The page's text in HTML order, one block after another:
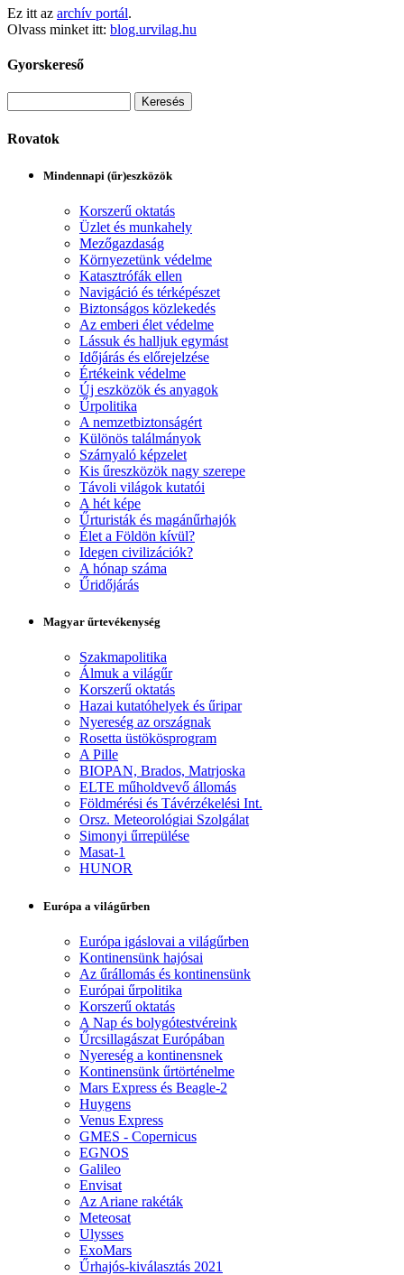
Ez itt az archív portál.
Olvass minket itt: blog.urvilag.hu
Gyorskereső
Rovatok
Mindennapi (űr)eszközök
Korszerű oktatás
Üzlet és munkahely
Mezőgazdaság
Környezetünk védelme
Katasztrófák ellen
Navigáció és térképészet
Biztonságos közlekedés
Az emberi élet védelme
Lássuk és halljuk egymást
Időjárás és előrejelzése
Értékeink védelme
Új eszközök és anyagok
Űrpolitika
A nemzetbiztonságért
Különös találmányok
Szárnyaló képzelet
Kis űreszközök nagy szerepe
Távoli világok kutatói
A hét képe
Űrturisták és magánűrhajók
Élet a Földön kívül?
Idegen civilizációk?
A hónap száma
Űridőjárás
Magyar űrtevékenység
Szakmapolitika
Álmuk a világűr
Korszerű oktatás
Hazai kutatóhelyek és űripar
Nyereség az országnak
Rosetta üstökösprogram
A Pille
BIOPAN, Brados, Matrjoska
ELTE műholdvevő állomás
Földmérési és Távérzékelési Int.
Orsz. Meteorológiai Szolgálat
Simonyi űrrepülése
Masat-1
HUNOR
Európa a világűrben
Európa igáslovai a világűrben
Kontinensünk hajósai
Az űrállomás és kontinensünk
Európai űrpolitika
Korszerű oktatás
A Nap és bolygótestvéreink
Űrcsillagászat Európában
Nyereség a kontinensnek
Kontinensünk űrtörténelme
Mars Express és Beagle-2
Huygens
Venus Express
GMES - Copernicus
EGNOS
Galileo
Envisat
Az Ariane rakéták
Meteosat
Ulysses
ExoMars
Űrhajós-kiválasztás 2021